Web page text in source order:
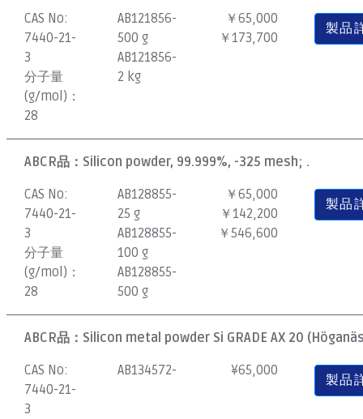
CAS No:
7440-21-
3
分子量
(g/mol)：
28
AB121856-
500 g
AB121856-
2 kg
￥65,000
￥173,700
製品
ABCR品： Silicon powder, 99.999%, -325 mesh; .
CAS No:
7440-21-
3
分子量
(g/mol)：
28
AB128855-
25 g
AB128855-
100 g
AB128855-
500 g
￥65,000
￥142,200
￥546,600
製品
ABCR品： Silicon metal powder Si GRADE AX 20
CAS No:
7440-21-
3
AB134572- ¥65,000
製品